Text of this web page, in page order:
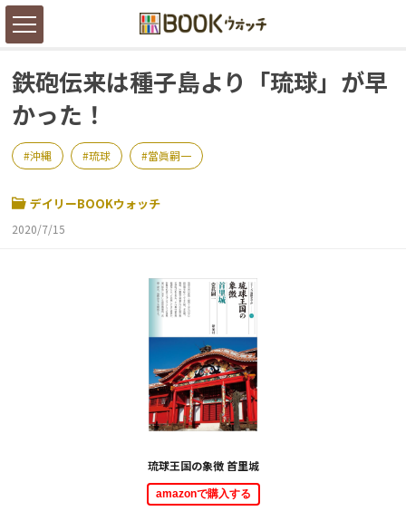
鉄砲伝来は種子島より「琉球」が早
かった！
沖縄 琉球 當眞嗣一
デイリーBOOKウォッチ
2020/7/15
琉球王国の象徴 首里城
amazonで購入する